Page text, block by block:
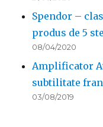
Spendor –
produs de 5
08/04/2020
Amplificator
subtilitate
03/08/2019